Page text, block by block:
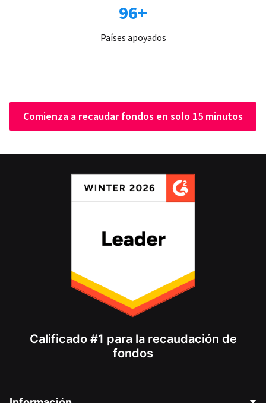
96+
Países apoyados
Comienza a recaudar fondos en solo 15 minutos
Calificado #1 para la recaudación de
fondos